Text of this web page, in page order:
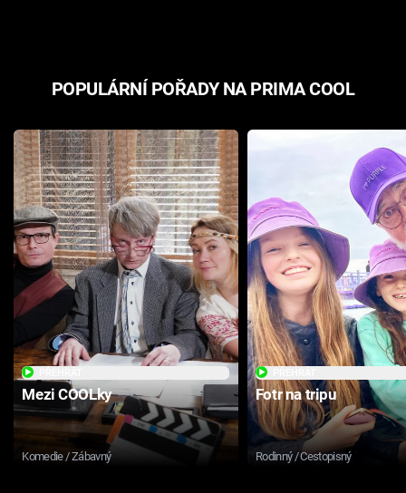
POPULÁRNÍ POŘADY NA PRIMA COOL
Mezi COOLky
Komedie / Zábavný
Fotr na tripu
Rodinný / Cestopisný